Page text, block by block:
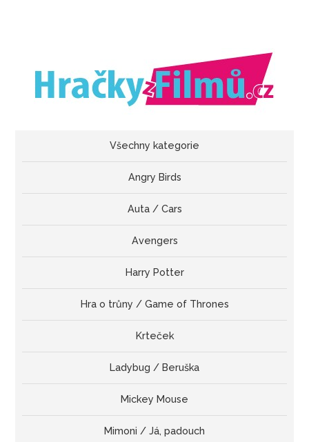
Všechny kategorie
Angry Birds
Auta / Cars
Avengers
Harry Potter
Hra o trůny / Game of Thrones
Krteček
Ladybug / Beruška
Mickey Mouse
Mimoni / Já, padouch